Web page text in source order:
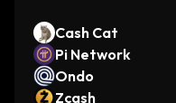
Cash Cat
Pi Network
Ondo
Zcash